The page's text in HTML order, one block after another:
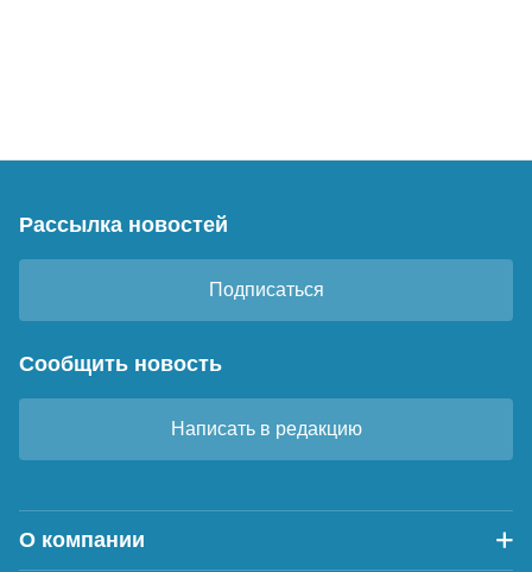
Рассылка новостей
Подписаться
Сообщить новость
Написать в редакцию
О компании